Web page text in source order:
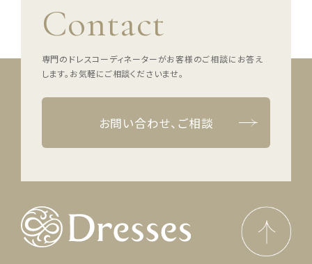
神社結婚式 お問い合わせ
Contact
専門のドレスコーディネーターがお客様のご相談にお答え
します。 お気軽にご相談くださいませ。
お問い合わせ、ご相談